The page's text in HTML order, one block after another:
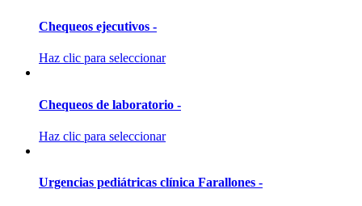
Chequeos ejecutivos -
Haz clic para seleccionar
Chequeos de laboratorio -
Haz clic para seleccionar
Urgencias pediátricas clínica Farallones -